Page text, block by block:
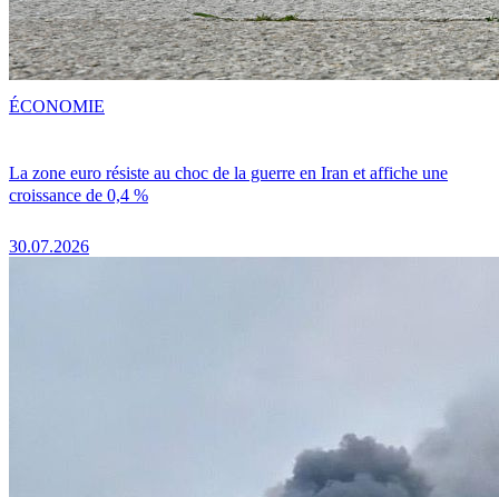
La zone euro résiste au choc de la guerre en Iran et affiche une
croissance de 0,4 %
30.07.2026
ÉCONOMIE